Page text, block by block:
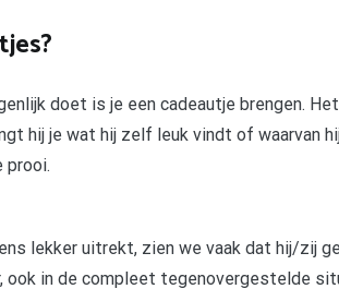
doet is je een cadeautje brengen.
hij je wat hij zelf leuk vindt of waarvan
prooi.
lekker uitrekt, zien we vaak dat hij/zij
ook in de compleet tegenovergestelde